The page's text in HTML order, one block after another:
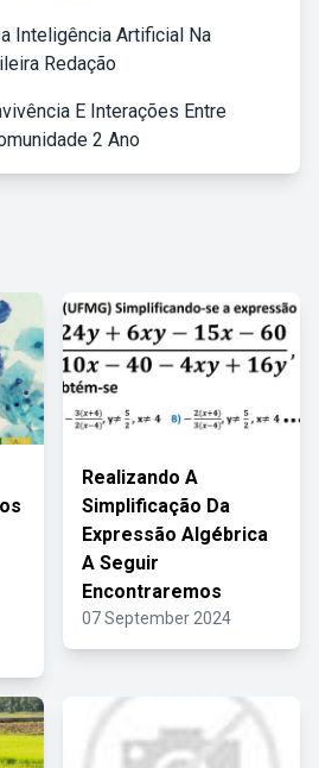
Inteligência Artificial Na
Redação
E Interações Entre
2 Ano
Realizando A
Simplificação Da
Expressão Algébrica
A Seguir
Encontraremos
07 September 2024